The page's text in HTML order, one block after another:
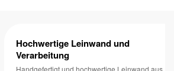
Hochwertige Leinwand und
Verarbeitung
Handgefertigt und hochwertige Leinwand aus